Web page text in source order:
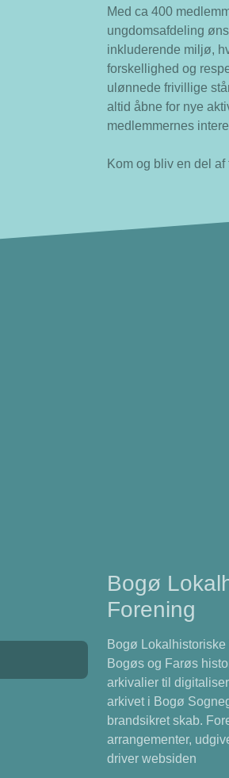
Med ca 400
ungdomsafdeling
inkluderende miljø,
forskellighed og
ulønnede frivillige
altid åbne for nye
medlemmernes
Kom og bliv en del
Bogø
Forening
Bogø
Bogøs og Farøs
arkivalier til
arkivet i Bogø
brandsikret skab.
arrangementer,
driver websiden